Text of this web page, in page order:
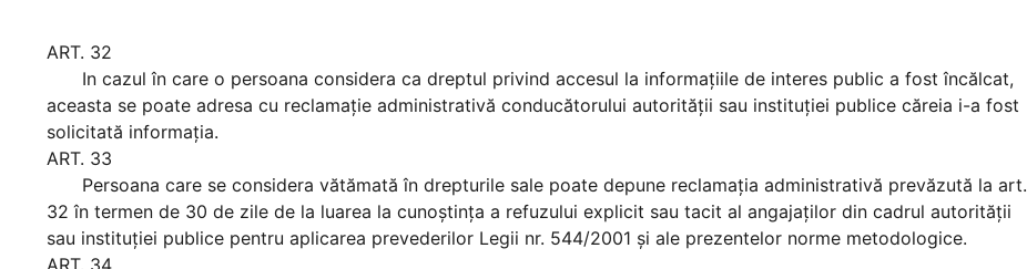
ART. 32
In cazul în care o persoana considera ca dreptul privind accesul la informaţiile de interes public a fost încălcat,
aceasta se poate adresa cu reclamaţie administrativă conducătorului autorităţii sau instituţiei publice căreia i-a fost
solicitată informaţia.
ART. 33
Persoana care se considera vătămată în drepturile sale poate depune reclamaţia administrativă prevăzută la art.
32 în termen de 30 de zile de la luarea la cunoştinţa a refuzului explicit sau tacit al angajaţilor din cadrul autorităţii
sau instituţiei publice pentru aplicarea prevederilor Legii nr. 544/2001 şi ale prezentelor norme metodologice.
ART. 34